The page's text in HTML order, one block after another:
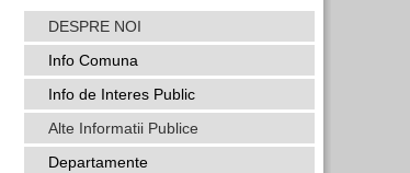
DESPRE NOI
Info Comuna
Info de Interes Public
Alte Informatii Publice
Departamente